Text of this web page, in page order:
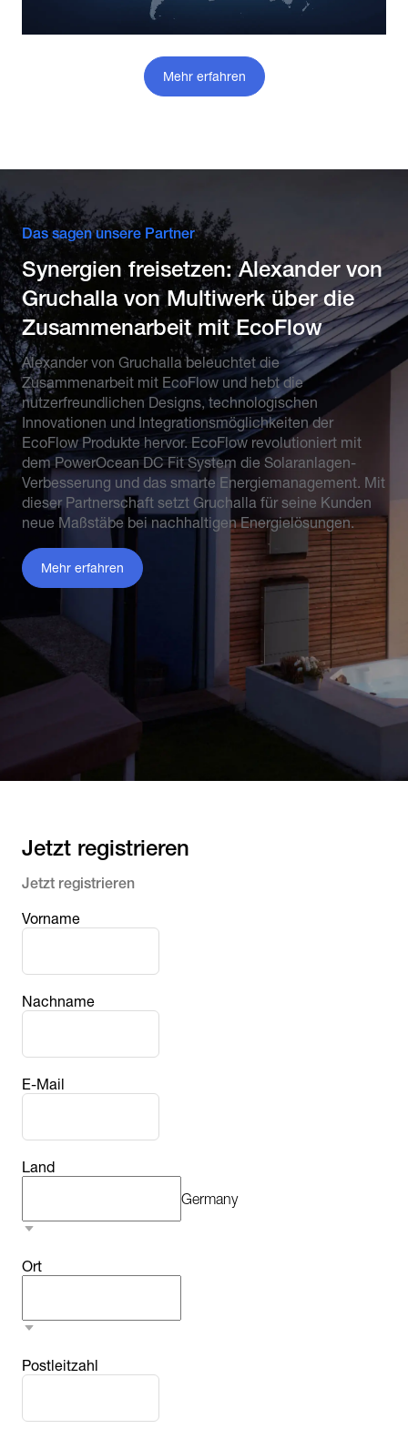
Mehr erfahren
Das sagen unsere Partner
Synergien freisetzen: Alexander von
Gruchalla von Multiwerk über die
Zusammenarbeit mit EcoFlow
Alexander von Gruchalla beleuchtet die
Zusammenarbeit mit EcoFlow und hebt die
nutzerfreundlichen Designs, technologischen
Innovationen und Integrationsmöglichkeiten der
EcoFlow Produkte hervor. EcoFlow revolutioniert mit
dem PowerOcean DC Fit System die Solaranlagen-
Verbesserung und das smarte Energiemanagement. Mit
dieser Partnerschaft setzt Gruchalla für seine Kunden
neue Maßstäbe bei nachhaltigen Energielösungen.
Mehr erfahren
Jetzt registrieren
Jetzt registrieren
Vorname
Nachname
E-Mail
Land
Germany
Ort
Postleitzahl